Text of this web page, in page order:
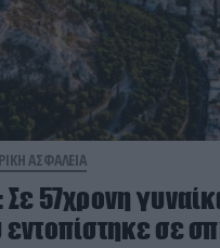
ΑΣΦΑΛΕΙΑ
57χρονη
σε